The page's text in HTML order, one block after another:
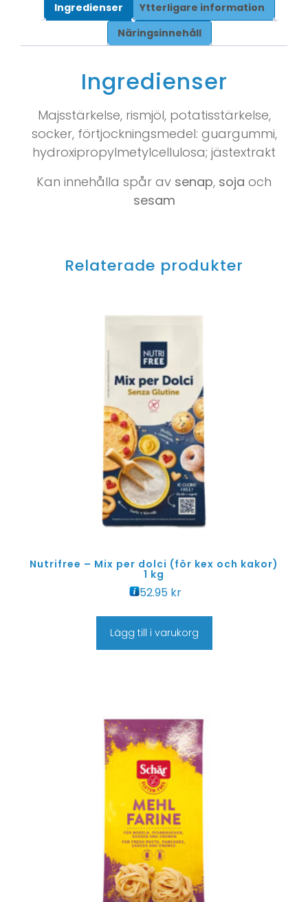
Ingredienser
Ytterligare information
Näringsinnehåll
Ingredienser
Majsstärkelse, rismjöl, potatisstärkelse,
socker, förtjockningsmedel: guargummi,
hydroxipropylmetylcellulosa; jästextrakt
Kan innehålla spår av senap, soja och
sesam
Relaterade produkter
Nutrifree – Mix per dolci (för kex och kakor)
1 kg
52.95 kr
Lägg till i varukorg